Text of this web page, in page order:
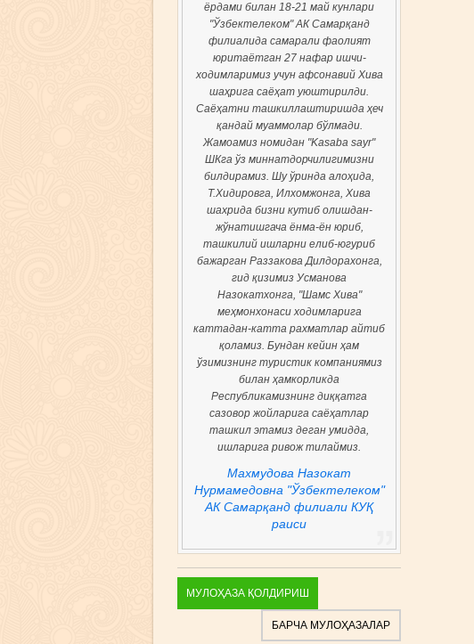
ёрдами билан 18-21 май кунлари
"Ўзбектелеком" АК Самарқанд
филиалида самарали фаолият
юритаётган 27 нафар ишчи-
ходимларимиз учун афсонавий Хива
шаҳрига саёҳат уюштирилди.
Саёҳатни ташкиллаштиришда ҳеч
қандай муаммолар бўлмади.
Жамоамиз номидан "Kasaba sayr"
ШКга ўз миннатдорчилигимизни
билдирамиз. Шу ўринда алоҳида,
Т.Хидировга, Илхомжонга, Хива
шахрида бизни кутиб олишдан-
жўнатишгача ёнма-ён юриб,
ташкилий ишларни елиб-югуриб
бажарган Раззакова Дилдорахонга,
гид қизимиз Усманова
Назокатхонга, "Шамс Хива"
меҳмонхонаси ходимларига
каттадан-катта рахматлар айтиб
қоламиз. Бундан кейин ҳам
ўзимизнинг туристик компаниямиз
билан ҳамкорликда
Республикамизнинг диққатга
сазовор жойларига саёҳатлар
ташкил этамиз деган умидда,
ишларига ривож тилаймиз.
Махмудова Назокат
Нурмамедовна "Ўзбектелеком"
АК Самарқанд филиали КУҚ
раиси
МУЛОҲАЗА ҚОЛДИРИШ
БАРЧА МУЛОҲАЗАЛАР